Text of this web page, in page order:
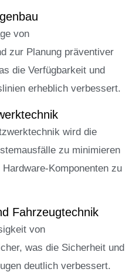
von
zur Planung präventiver
die Verfügbarkeit und
erheblich verbessert.
wird die
zu minimieren
Komponenten zu
Fahrzeugtechnik
von
was die Sicherheit und
deutlich verbessert.